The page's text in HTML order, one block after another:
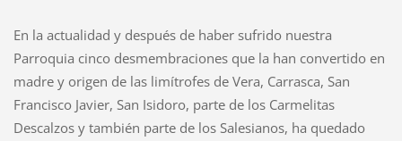
En la actualidad y después de haber sufrido nuestra
Parroquia cinco desmembraciones que la han convertido en
madre y origen de las limítrofes de Vera, Carrasca, San
Francisco Javier, San Isidoro, parte de los Carmelitas
Descalzos y también parte de los Salesianos, ha quedado